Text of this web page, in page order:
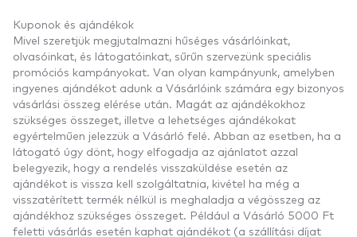
Kuponok és ajándékok
Mivel szeretjük megjutalmazni hűséges vásárlóinkat,
olvasóinkat, és látogatóinkat, sűrűn szervezünk speciális
promóciós kampányokat. Van olyan kampányunk, amelyben
ingyenes ajándékot adunk a Vásárlóink számára egy bizonyos
vásárlási összeg elérése után. Magát az ajándékokhoz
szükséges összeget, illetve a lehetséges ajándékokat
egyértelműen jelezzük a Vásárló felé. Abban az esetben, ha a
látogató úgy dönt, hogy elfogadja az ajánlatot azzal
belegyezik, hogy a rendelés visszaküldése esetén az
ajándékot is vissza kell szolgáltatnia, kivétel ha még a
visszatérített termék nélkül is meghaladja a végösszeg az
ajándékhoz szükséges összeget. Például a Vásárló 5000 Ft
feletti vásárlás esetén kaphat ajándékot (a szállítási díjat